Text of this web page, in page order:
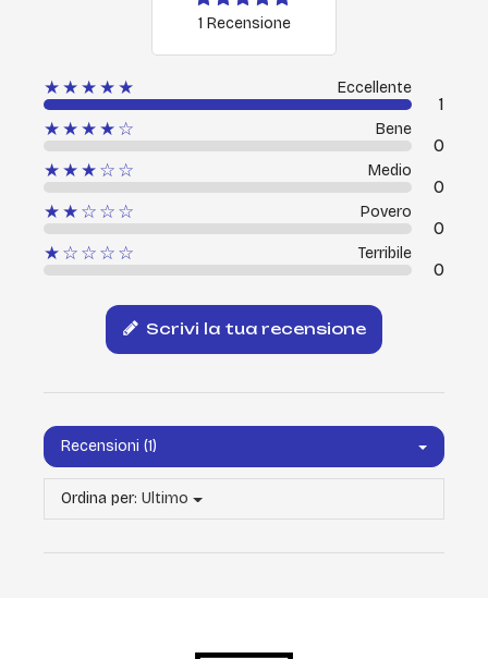
1 Recensione
★★★★★ Eccellente
1
★★★★☆
Bene
0
★★★☆☆
Medio
0
★★☆☆☆
Povero
0
★☆☆☆☆
Terribile
0
Scrivi la tua recensione
Recensioni (1)
Ordina per: Ultimo